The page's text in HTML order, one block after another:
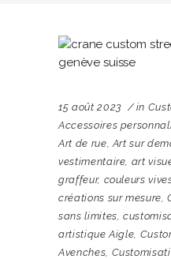
15 août 2023 in
Accessoires
Art de rue,Art sur
vestimentaire, art
graffeur, couleurs
créations sur mesure,
sans limites,
artistique Aigle,
Avenches,